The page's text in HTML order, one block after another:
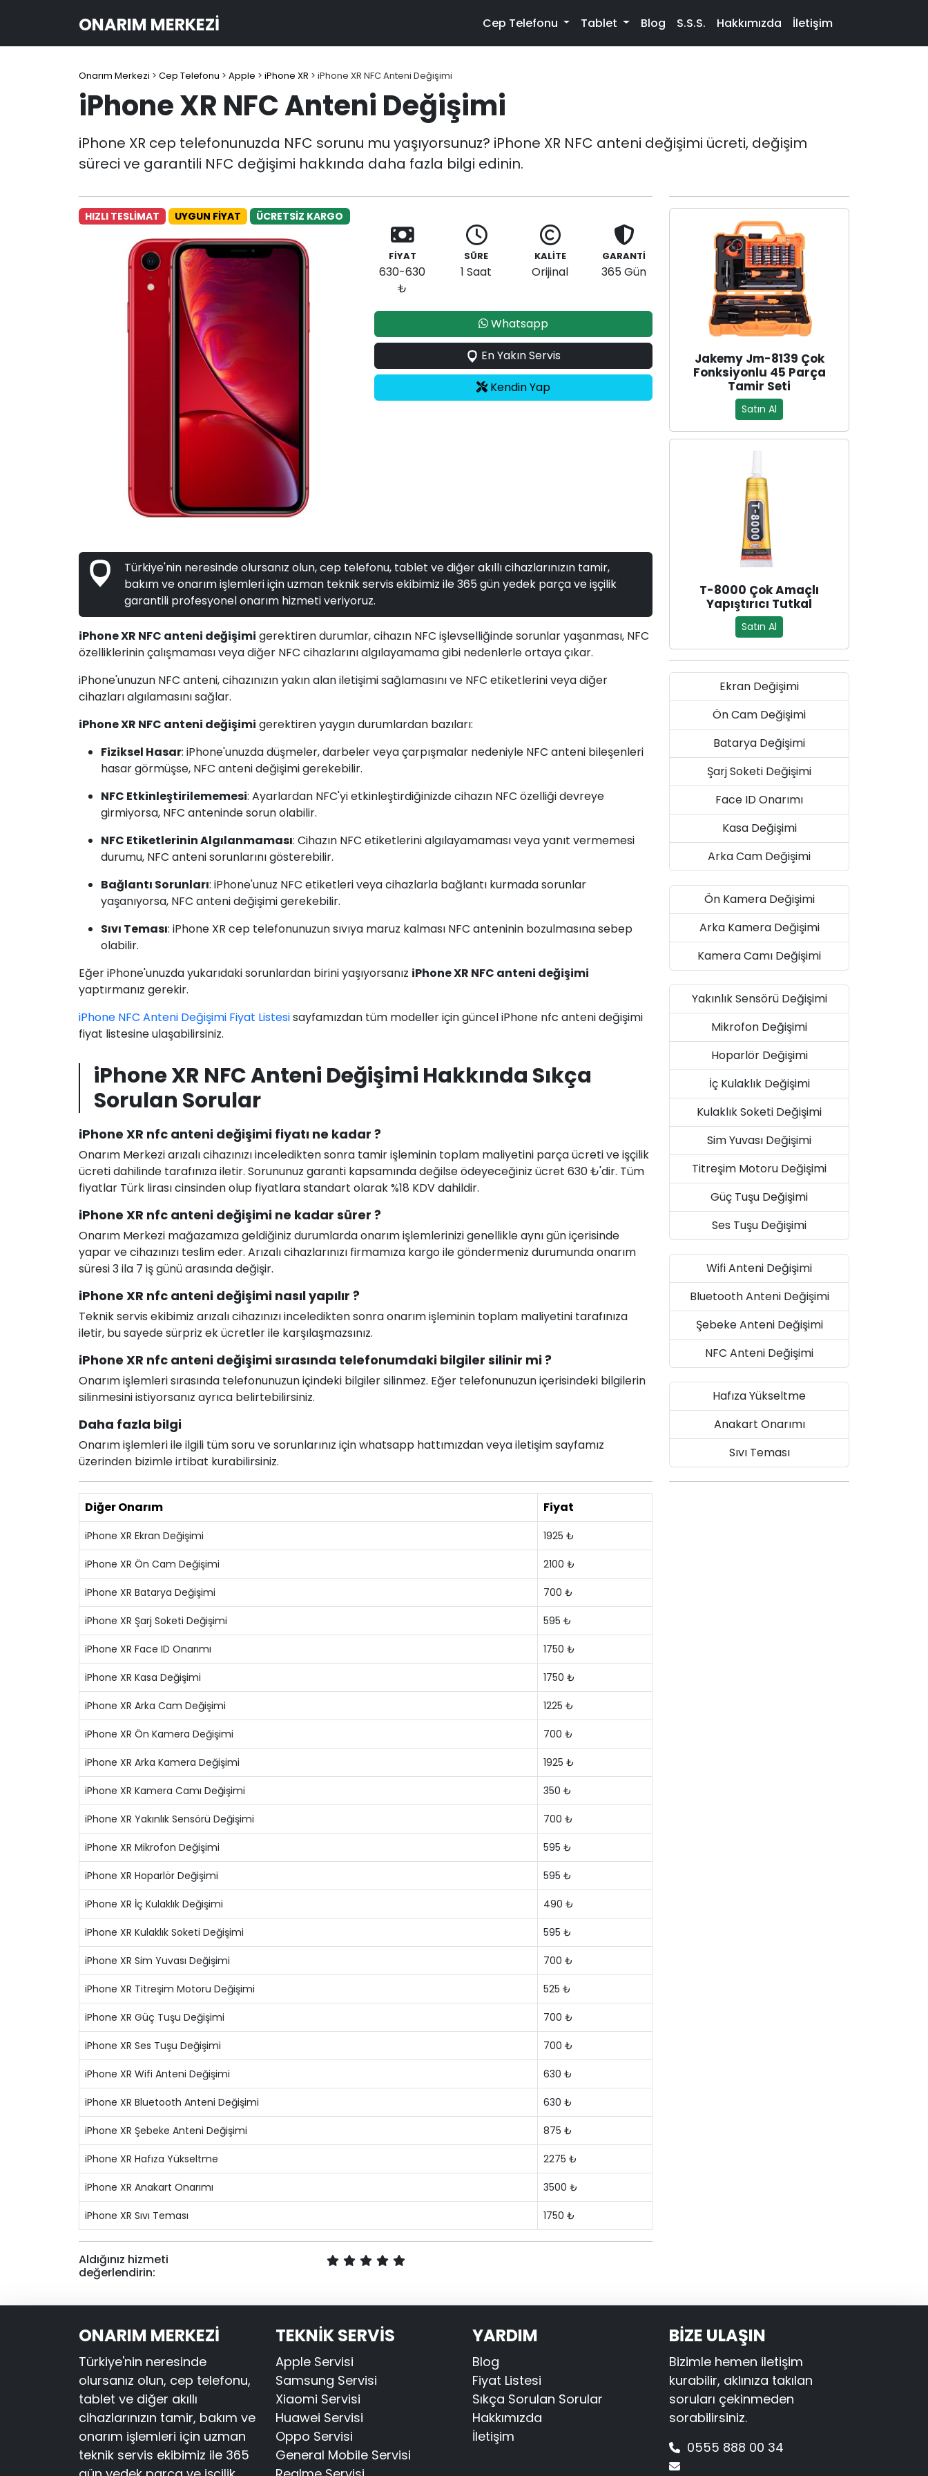
ONARIM MERKEZI Cep Telefonu Tablet Blog S.S.S. Hakkımızda İletişim
Onarım Merkezi > Cep Telefonu > Apple > iPhone XR > iPhone XR NFC Anteni Değişimi
iPhone XR NFC Anteni Değişimi
iPhone XR cep telefonunuzda NFC sorunu mu yaşıyorsunuz? iPhone XR NFC anteni değişimi ücreti, değişim
süreci ve garantili NFC değişimi hakkında daha fazla bilgi edinin.
HIZLI TESLİMAT UYGUN FİYAT ÜCRETSİZ KARGO
FİYAT
630-630
₺
SÜRE
1 Saat
KALİTE
Orijinal
GARANTİ
365 Gün
Whatsapp
En Yakın Servis
Kendin Yap
Türkiye'nin neresinde olursanız olun, cep telefonu, tablet ve diğer akıllı cihazlarınızın tamir,
bakım ve onarım işlemleri için uzman teknik servis ekibimiz ile 365 gün yedek parça ve işçilik
garantili profesyonel onarım hizmeti veriyoruz.
iPhone XR NFC anteni değişimi gerektiren durumlar, cihazın NFC işlevselliğinde sorunlar yaşanması, NFC
özelliklerinin çalışmaması veya diğer NFC cihazlarını algılayamama gibi nedenlerle ortaya çıkar.
iPhone'unuzun NFC anteni, cihazınızın yakın alan iletişimi sağlamasını ve NFC etiketlerini veya diğer
cihazları algılamasını sağlar.
iPhone XR NFC anteni değişimi gerektiren yaygın durumlardan bazıları:
Fiziksel Hasar: iPhone'unuzda düşmeler, darbeler veya çarpışmalar nedeniyle NFC anteni bileşenleri
hasar görmüşse, NFC anteni değişimi gerekebilir.
NFC Etkinleştirilememesi: Ayarlardan NFC'yi etkinleştirdiğinizde cihazın NFC özelliği devreye
girmiyorsa, NFC anteninde sorun olabilir.
NFC Etiketlerinin Algılanmaması: Cihazın NFC etiketlerini algılayamaması veya yanıt vermemesi
durumu, NFC anteni sorunlarını gösterebilir.
Bağlantı Sorunları: iPhone'unuz NFC etiketleri veya cihazlarla bağlantı kurmada sorunlar
yaşanıyorsa, NFC anteni değişimi gerekebilir.
Sıvı Teması: iPhone XR cep telefonunuzun sıvıya maruz kalması NFC anteninin bozulmasına sebep
olabilir.
Eğer iPhone'unuzda yukarıdaki sorunlardan birini yaşıyorsanız iPhone XR NFC anteni değişimi
yaptırmanız gerekir.
iPhone NFC Anteni Değişimi Fiyat Listesisayfamızdan tüm modeller için güncel iPhone nfc anteni değişimi
fiyat listesine ulaşabilirsiniz.
iPhone XR NFC Anteni Değişimi Hakkında Sıkça
Sorulan Sorular
iPhone XR nfc anteni değişimi fiyatı ne kadar ?
Onarım Merkezi arızalı cihazınızı inceledikten sonra tamir işleminin toplam maliyetini parça ücreti ve işçilik
ücreti dahilinde tarafınıza iletir. Sorununuz garanti kapsamında değilse ödeyeceğiniz ücret 630 ₺'dir. Tüm
fiyatlar Türk lirası cinsinden olup fiyatlara standart olarak %18 KDV dahildir.
iPhone XR nfc anteni değişimi ne kadar sürer ?
Onarım Merkezi mağazamıza geldiğiniz durumlarda onarım işlemlerinizi genellikle aynı gün içerisinde
yapar ve cihazınızı teslim eder. Arızalı cihazlarınızı firmamıza kargo ile göndermeniz durumunda onarım
süresi 3 ila 7 iş günü arasında değişir.
iPhone XR nfc anteni değişimi nasıl yapılır ?
Teknik servis ekibimiz arızalı cihazınızı inceledikten sonra onarım işleminin toplam maliyetini tarafınıza
iletir, bu sayede sürpriz ek ücretler ile karşılaşmazsınız.
iPhone XR nfc anteni değişimi sırasında telefonumdaki bilgiler silinir mi ?
Onarım işlemleri sırasında telefonunuzun içindeki bilgiler silinmez. Eğer telefonunuzun içerisindeki bilgilerin
silinmesini istiyorsanız ayrıca belirtebilirsiniz.
Daha fazla bilgi
Onarım işlemleri ile ilgili tüm soru ve sorunlarınız için whatsapp hattımızdan veya iletişim sayfamız
üzerinden bizimle irtibat kurabilirsiniz.
Diğer Onarım Fiyat
iPhone XR Ekran Değişimi 1925 ₺
iPhone XR Ön Cam Değişimi 2100 ₺
iPhone XR Batarya Değişimi 700 ₺
iPhone XR Şarj Soketi Değişimi 595 ₺
iPhone XR Face ID Onarımı 1750 ₺
iPhone XR Kasa Değişimi 1750 ₺
iPhone XR Arka Cam Değişimi 1225 ₺
iPhone XR Ön Kamera Değişimi 700 ₺
iPhone XR Arka Kamera Değişimi 1925 ₺
iPhone XR Kamera Camı Değişimi 350 ₺
iPhone XR Yakınlık Sensörü Değişimi 700 ₺
iPhone XR Mikrofon Değişimi 595 ₺
iPhone XR Hoparlör Değişimi 595 ₺
iPhone XR İç Kulaklık Değişimi 490 ₺
iPhone XR Kulaklık Soketi Değişimi 595 ₺
iPhone XR Sim Yuvası Değişimi 700 ₺
iPhone XR Titreşim Motoru Değişimi 525 ₺
iPhone XR Güç Tuşu Değişimi 700 ₺
iPhone XR Ses Tuşu Değişimi 700 ₺
iPhone XR Wifi Anteni Değişimi 630 ₺
iPhone XR Bluetooth Anteni Değişimi 630 ₺
iPhone XR Şebeke Anteni Değişimi 875 ₺
iPhone XR Hafıza Yükseltme 2275 ₺
iPhone XR Anakart Onarımı 3500 ₺
iPhone XR Sıvı Teması 1750 ₺
Aldığınız hizmeti
değerlendirin:
Jakemy Jm-8139 Çok
Fonksiyonlu 45 Parça
Tamir Seti
Satın Al
T-8000 Çok Amaçlı
Yapıştırıcı Tutkal
Satın Al
Ekran Değişimi
Ön Cam Değişimi
Batarya Değişimi
Şarj Soketi Değişimi
Face ID Onarımı
Kasa Değişimi
Arka Cam Değişimi
Ön Kamera Değişimi
Arka Kamera Değişimi
Kamera Camı Değişimi
Yakınlık Sensörü Değişimi
Mikrofon Değişimi
Hoparlör Değişimi
İç Kulaklık Değişimi
Kulaklık Soketi Değişimi
Sim Yuvası Değişimi
Titreşim Motoru Değişimi
Güç Tuşu Değişimi
Ses Tuşu Değişimi
Wifi Anteni Değişimi
Bluetooth Anteni Değişimi
Şebeke Anteni Değişimi
NFC Anteni Değişimi
Hafıza Yükseltme
Anakart Onarımı
Sıvı Teması
ONARIM MERKEZİ
Türkiye'nin neresinde
olursanız olun, cep telefonu,
tablet ve diğer akıllı
cihazlarınızın tamir, bakım ve
onarım işlemleri için uzman
teknik servis ekibimiz ile 365
TEKNİK SERVİS
Apple Servisi
Samsung Servisi
Xiaomi Servisi
Huawei Servisi
Oppo Servisi
General Mobile Servisi
YARDIM
Blog
Fiyat Listesi
Sıkça Sorulan Sorular
Hakkımızda
İletişim
BİZE ULAŞIN
Bizimle hemen iletişim
kurabilir, aklınıza takılan
soruları çekinmeden
sorabilirsiniz.
0555 888 00 34